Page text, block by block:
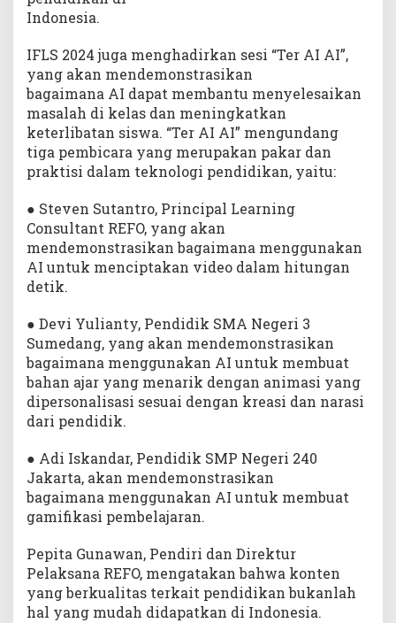
Indonesia.
IFLS 2024 juga menghadirkan sesi “Ter AI AI”,
yang akan mendemonstrasikan
bagaimana AI dapat membantu menyelesaikan
masalah di kelas dan meningkatkan
keterlibatan siswa. “Ter AI AI” mengundang
tiga pembicara yang merupakan pakar dan
praktisi dalam teknologi pendidikan, yaitu:
● Steven Sutantro, Principal Learning
Consultant REFO, yang akan
mendemonstrasikan bagaimana menggunakan
AI untuk menciptakan video dalam hitungan
detik.
● Devi Yulianty, Pendidik SMA Negeri 3
Sumedang, yang akan mendemonstrasikan
bagaimana menggunakan AI untuk membuat
bahan ajar yang menarik dengan animasi yang
dipersonalisasi sesuai dengan kreasi dan narasi
dari pendidik.
● Adi Iskandar, Pendidik SMP Negeri 240
Jakarta, akan mendemonstrasikan
bagaimana menggunakan AI untuk membuat
gamifikasi pembelajaran.
Pepita Gunawan, Pendiri dan Direktur
Pelaksana REFO, mengatakan bahwa konten
yang berkualitas terkait pendidikan bukanlah
hal yang mudah didapatkan di Indonesia.